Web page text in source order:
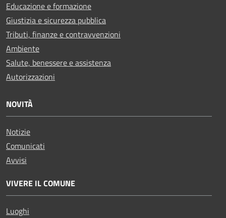
Educazione e formazione
Giustizia e sicurezza pubblica
Tributi, finanze e contravvenzioni
Ambiente
Salute, benessere e assistenza
Autorizzazioni
NOVITÀ
Notizie
Comunicati
Avvisi
VIVERE IL COMUNE
Luoghi